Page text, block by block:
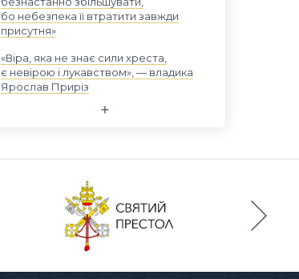
бо небезпека її втратити завжди
присутня»
«Віра, яка не знає сили хреста,
є невірою і лукавством», — владика
Ярослав Приріз